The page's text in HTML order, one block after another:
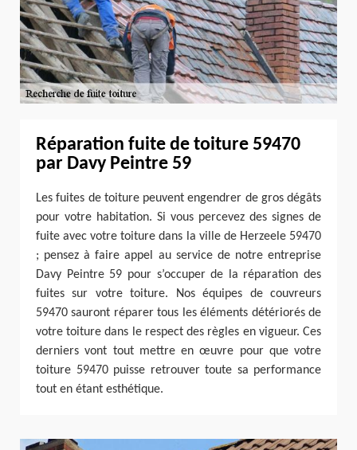
Réparation fuite de toiture 59470
par Davy Peintre 59
Les fuites de toiture peuvent engendrer de gros dégâts
pour votre habitation. Si vous percevez des signes de
fuite avec votre toiture dans la ville de Herzeele 59470
; pensez à faire appel au service de notre entreprise
Davy Peintre 59 pour s’occuper de la réparation des
fuites sur votre toiture. Nos équipes de couvreurs
59470 sauront réparer tous les éléments détériorés de
votre toiture dans le respect des règles en vigueur. Ces
derniers vont tout mettre en œuvre pour que votre
toiture 59470 puisse retrouver toute sa performance
tout en étant esthétique.